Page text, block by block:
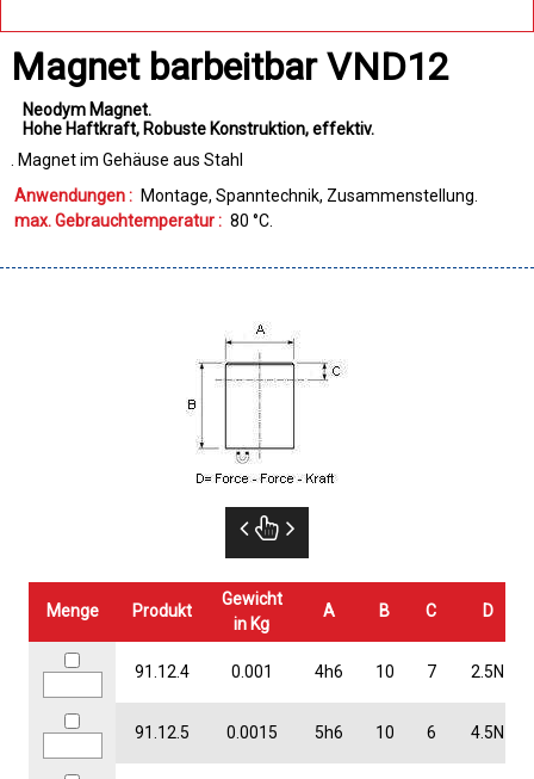
Magnet barbeitbar VND12
Neodym Magnet
Hohe Haftkraft Robuste Konstruktion effektiv
. Magnet im Gehäuse aus Stahl
Anwendungen : Montage Spanntechnik Zusammenstellung
max. Gebrauchtemperatur : 80 °C
Menge Produkt
Gewicht
in Kg
A B C D
91.12.4 0.001 4h6 10 7 2.5N
91.12.5 0.0015 5h6 10 6 4.5N